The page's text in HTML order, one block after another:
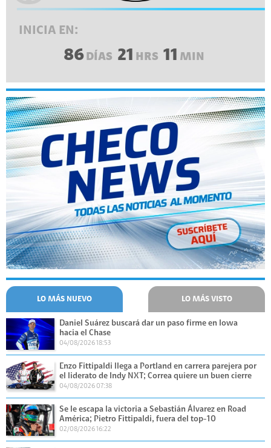
INICIA EN:
86 DÍAS 21 HRS 11 MIN
LO MÁS NUEVO LO MÁS VISTO
Daniel Suárez buscará dar un paso firme en Iowa
hacia el Chase
04/08/2026 18:53
Enzo Fittipaldi llega a Portland en carrera parejera por
el liderato de Indy NXT; Correa quiere un buen cierre
04/08/2026 07:38
Se le escapa la victoria a Sebastián Álvarez en Road
América; Pietro Fittipaldi, fuera del top-10
02/08/2026 16:22